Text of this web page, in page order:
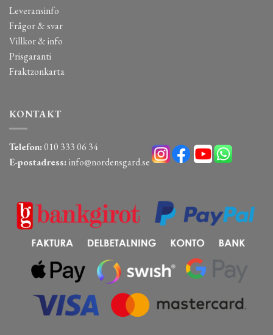
Leveransinfo
Frågor & svar
Villkor & info
Prisgaranti
Fraktzonkarta
KONTAKT
Telefon:010 333 06 34
E-postadress: info@nordensgard.se